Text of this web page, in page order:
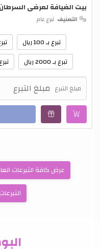
بيت الضيافة لمرضى
التصنيف تبرع عام
تبرع بـ 100 ريال تبرع
تبرع بـ 2000 ريال
تبرع بـ
مبلغ التبرع
عرض كافة التبرعات